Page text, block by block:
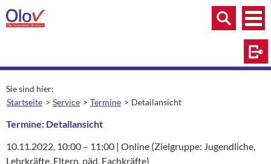
Zum Inhalt springen
Menü
Menü
Suche
Sie sind hier:
Startseite
Service Termine aktuelle Seite:
Detailansicht
Termine: Detailansicht
10.11.2022, 10:00 – 11:00 | Ort:
Online (Zielgruppe: Jugendliche,
Lehrkräfte, Eltern, päd. Fachkräfte)